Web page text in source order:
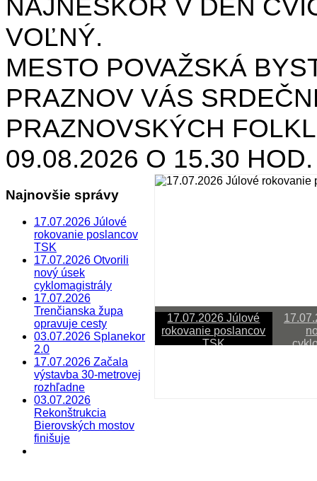
NAJNESKÔR V DEŇ
VOĽNÝ.
MESTO POVAŽSKÁ
PRAZNOV VÁS
PRAZNOVSKÝCH
09.08.2026 O 15.30
Najnovšie správy
17.07.2026 Júlové
rokovanie poslancov
TSK
17.07.2026 Otvorili
nový úsek
cyklomagistrály
17.07.2026
Trenčianska župa
opravuje cesty
03.07.2026 Splanekor
2.0
17.07.2026 Začala
výstavba 30-metrovej
rozhľadne
03.07.2026
Rekonštrukcia
Bierovských mostov
finišuje
17.07.2026 Júlové
rokovanie poslancov
TSK